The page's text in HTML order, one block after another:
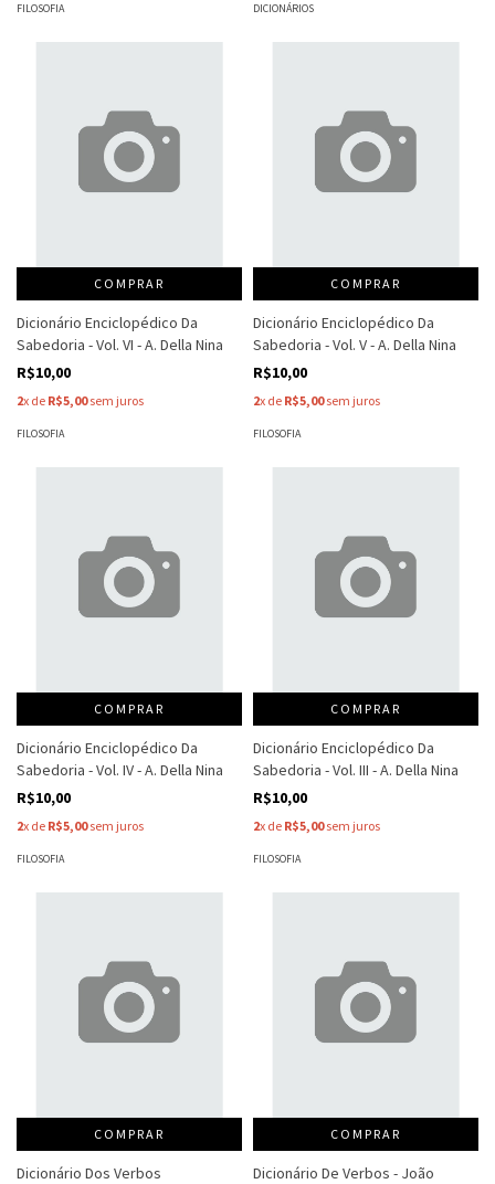
FILOSOFIA DICIONÁRIOS
COMPRAR
Dicionário Enciclopédico Da
Sabedoria - Vol. VI - A. Della Nina
R$10,00
2x de R$5,00sem juros
FILOSOFIA
COMPRAR
Dicionário Enciclopédico Da
Sabedoria - Vol. V - A. Della Nina
R$10,00
2x de R$5,00sem juros
FILOSOFIA
COMPRAR
Dicionário Enciclopédico Da
Sabedoria - Vol. IV - A. Della Nina
R$10,00
2x de R$5,00sem juros
FILOSOFIA
COMPRAR
Dicionário Enciclopédico Da
Sabedoria - Vol. III - A. Della Nina
R$10,00
2x de R$5,00sem juros
FILOSOFIA
COMPRAR
Dicionário Dos Verbos
COMPRAR
Dicionário De Verbos - João